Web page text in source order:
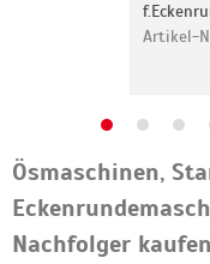
Artikel-
Ösmaschinen,
Nachfolger kaufen